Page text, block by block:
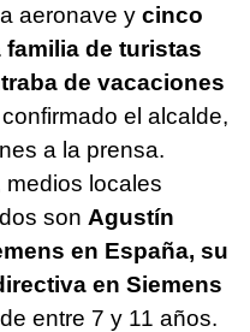
aeronave y cinco
de turistas
de vacaciones
el alcalde,
a la prensa.
medios locales
son Agustín
en España, su
en Siemens
entre 7 y 11 años.